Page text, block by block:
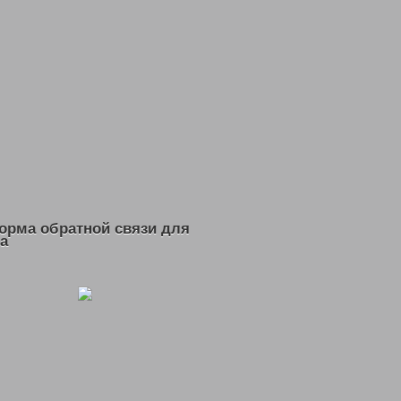
= КУЗБАСС
обратной связи для